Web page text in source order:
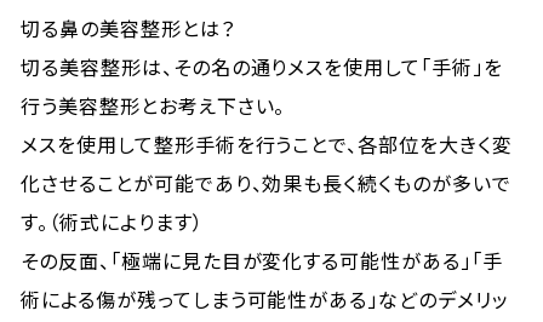
切る鼻の美容整形とは？
切る美容整形は、その名の通りメスを使用して「手術」を
行う美容整形とお考え下さい。
メスを使用して整形手術を行うことで、各部位を大きく変
化させることが可能であり、効果も長く続くものが多いで
す。（術式によります）
その反面、「極端に見た目が変化する可能性がある」「手
術による傷が残ってしまう可能性がある」などのデメリッ